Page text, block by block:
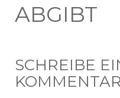
ABGIBT
SCHREIBE
KOMMENTAR